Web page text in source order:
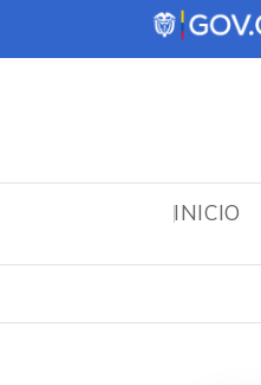
INICIO